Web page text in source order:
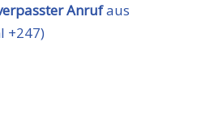
Anrufaus
+247)